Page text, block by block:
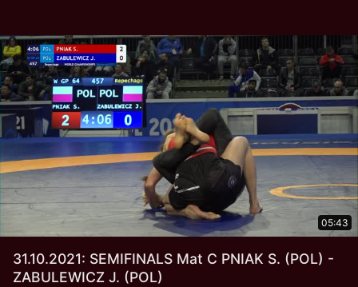
05:43
31.10.2021: SEMIFINALS Mat C PNIAK S. (POL) -
ZABULEWICZ J. (POL)